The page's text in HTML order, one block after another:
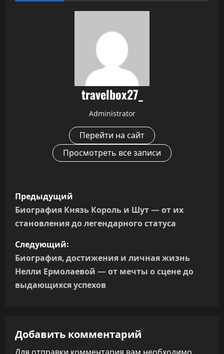
travelbox27_
Administrator
Перейти на сайт
Просмотреть все записи
Н
а
в
и
г
и
Предыдущий
Биография Князь Король и Шут — от их
становления до легендарного статуса
Следующий:
Биография, достижения и личная жизнь
Нелли Ермолаевой — от мечты о сцене до
выдающихся успехов
Добавить комментарий